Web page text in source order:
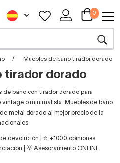
0
Muebles de baño tirador dorado
tirador dorado
de baño con tirador dorado para
vintage o minimalista. Muebles de baño
metal dorado al mejor precio de la
devolución | ⭐ +1000 opiniones
| 💡 Asesoramiento ONLINE